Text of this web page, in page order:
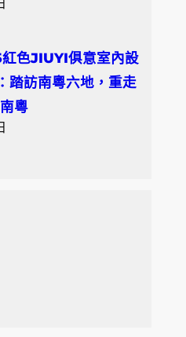
紅色JIUYI俱意室內設
踏訪南粵六地，重走
粵